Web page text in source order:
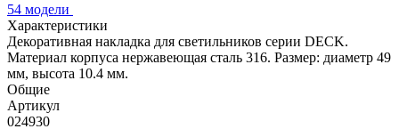
54 модели
Характеристики
Декоративная накладка для светильников серии DECK.
Материал корпуса нержавеющая сталь 316. Размер: диаметр 49
мм, высота 10.4 мм.
Общие
Артикул
024930